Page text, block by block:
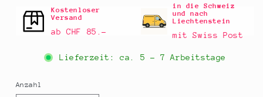
Kostenloser
Versand
ab CHF 85.–
in die Schweiz
und nach
Liechtenstein
mit Swiss Post
Lieferzeit: ca. 5 - 7 Arbeitstage
Anzahl
Anzahl